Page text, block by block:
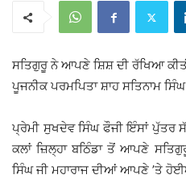
ਸਤਿਗੁਰੂ ਨੇ ਆਪਣੇ ਸ਼ਿਸ਼ ਦੀ ਰੱਖਿਆ
ਪੂਜਨੀਕ ਪਰਮਪਿਤਾ ਸ਼ਾਹ ਸਤਿਨਾਮ
ਪ੍ਰੇਮੀ ਸੁਖਦੇਵ ਸਿੰਘ ਫੌਜੀ ਇੰਸਾਂ ਪੁੱਤਰ
ਕਲਾਂ ਜ਼ਿਲ੍ਹਾ ਬਠਿੰਡਾ ਤੋਂ ਆਪਣੇ
ਸਿੰਘ ਜੀ ਮਹਾਰਾਜ ਦੀਆਂ ਆਪਣੇ ’ਤੇ